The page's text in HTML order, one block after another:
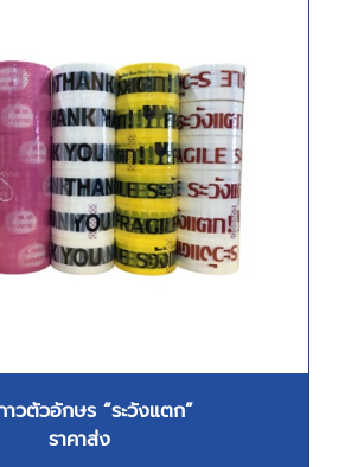
าวตัวอักษร “ระวังแตก”
ราคาส่ง